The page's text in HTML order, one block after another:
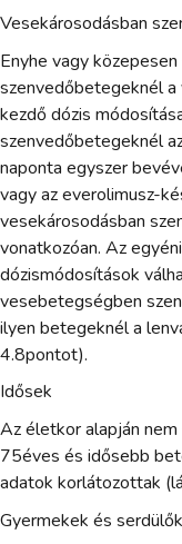
Vesekárosodásban
Enyhe vagy
szenvedőbetegeknél a
kezdő dózis
szenvedőbetegeknél
naponta egyszer
vagy az everolimusz-
vesekárosodásban
vonatkozóan. Az
dózismódosítások
vesebetegségben
ilyen betegeknél a
4.8pontot).
Idősek
Az életkor alapján
75éves és idősebb
adatok korlátozottak
Gyermekek és serdülők